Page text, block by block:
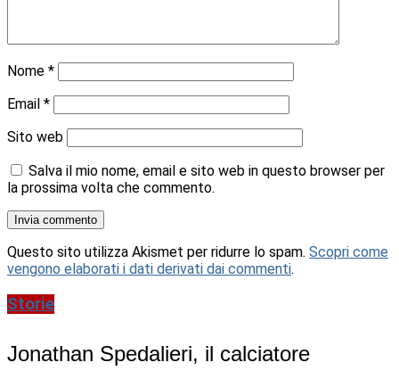
Nome *
Email *
Sito web
Salva il mio nome, email e sito web in questo browser per
la prossima volta che commento.
Questo sito utilizza Akismet per ridurre lo spam. Scopri come
vengono elaborati i dati derivati dai commenti.
Storie
Jonathan Spedalieri, il calciatore